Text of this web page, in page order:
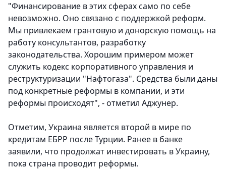
"Финансирование в этих сферах само по себе
невозможно. Оно связано с поддержкой реформ.
Мы привлекаем грантовую и донорскую помощь на
работу консультантов, разработку
законодательства. Хорошим примером может
служить кодекс корпоративного управления и
реструктуризации "Нафтогаза". Средства были даны
под конкретные реформы в компании, и эти
реформы происходят", - отметил Аджунер.
Отметим, Украина является второй в мире по
кредитам ЕБРР после Турции. Ранее в банке
заявили, что продолжат инвестировать в Украину,
пока страна проводит реформы.